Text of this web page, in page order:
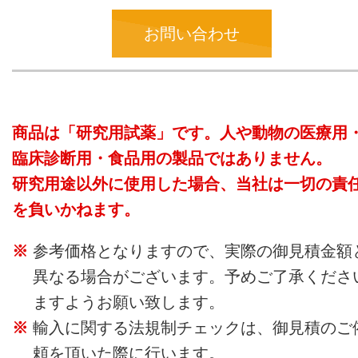
お問い合わせ
商品は「研究用試薬」です。人や動物の医療用
臨床診断用・食品用の製品ではありません。
研究用途以外に使用した場合、当社は一切の責
を負いかねます。
参考価格となりますので、実際の御見積金額
異なる場合がございます。予めご了承くださ
ますようお願い致します。
輸入に関する法規制チェックは、御見積のご
頼を頂いた際に行います。